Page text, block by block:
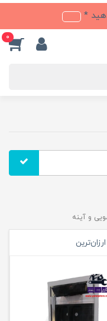
*
0
و آینه
ارزان‌ترین